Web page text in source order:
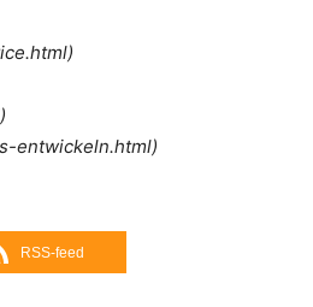
entwickeln.html)
RSS-feed